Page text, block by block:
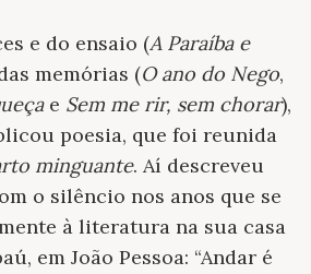
e do ensaio (A Paraíba e
memórias (O ano do Nego,
e Sem me rir, sem chorar),
poesia, que foi reunida
minguante. Aí descreveu
o silêncio nos anos que se
à literatura na sua casa
em João Pessoa: “Andar é